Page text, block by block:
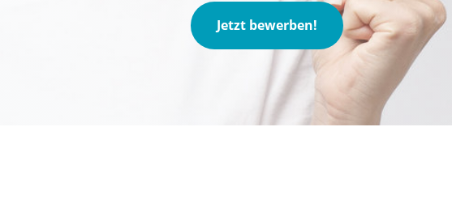
Jetzt bewerben!